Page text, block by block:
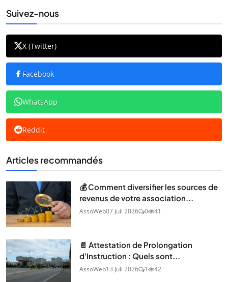
Suivez-nous
X (Twitter)
Facebook
WhatsApp
Reddit
Articles recommandés
💰 Comment diversifier les sources de
revenus de votre association...
AssoWeb07 Juil 2026 0 41
📄 Attestation de Prolongation
d'Instruction : Quels sont...
AssoWeb13 Juil 2026 1 42